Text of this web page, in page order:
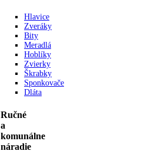
Hlavice
Zveráky
Bity
Meradlá
Hoblíky
Zvierky
Škrabky
Sponkovače
Dláta
Ručné
a
komunálne
náradie